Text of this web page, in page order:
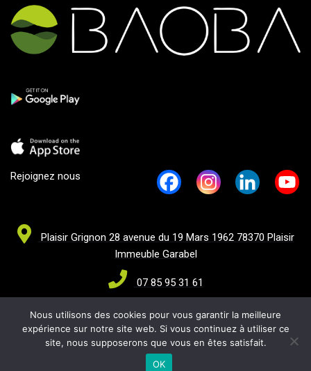
Rejoignez nous
Plaisir Grignon 28 avenue du 19 Mars 1962 78370 Plaisir
Immeuble Garabel
07 85 95 31 61
contact@baoba.ag
Nous utilisons des cookies pour vous garantir la meilleure
expérience sur notre site web. Si vous continuez à utiliser ce
site, nous supposerons que vous en êtes satisfait.
OK